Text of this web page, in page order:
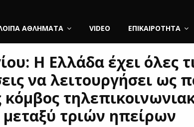
ΑΘΛΉΜΑΤΑ VIDEO ΕΠΙΚΑΙΡΌΤΗΤΑ
Η Ελλάδα έχει όλες
να λειτουργήσει ως
κόμβος
τριών ηπείρων